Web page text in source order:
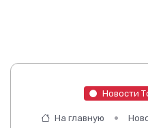
Новости
На главную